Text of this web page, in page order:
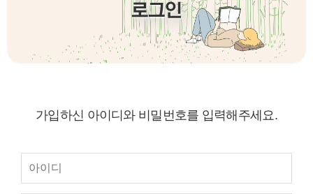
로그인
가입하신 아이디와 비밀번호를 입력해주세요.